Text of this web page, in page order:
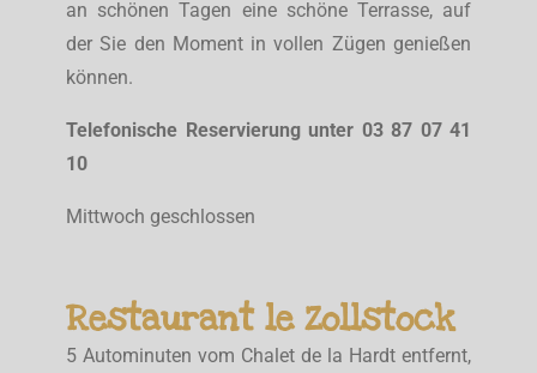
an schönen Tagen eine schöne Terrasse, auf
der Sie den Moment in vollen Zügen genießen
können.
Telefonische Reservierung unter 03 87 07 41
10
Mittwoch geschlossen
Restaurant le Zollstock
5 Autominuten vom Chalet de la Hardt entfernt,